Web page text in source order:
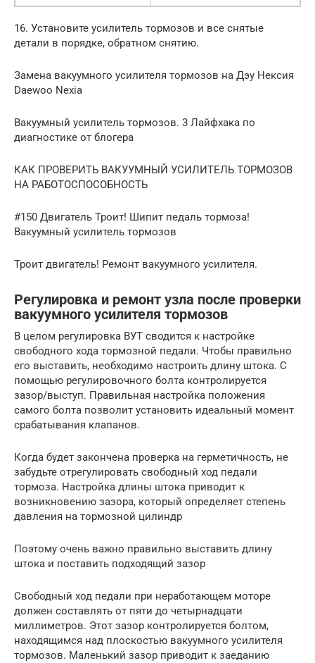
16. Установите усилитель тормозов и все снятые
детали в порядке, обратном снятию.
Замена вакуумного усилителя тормозов на Дэу Нексия
Daewoo Nexia
Вакуумный усилитель тормозов. 3 Лайфхака по
диагностике от блогера
КАК ПРОВЕРИТЬ ВАКУУМНЫЙ УСИЛИТЕЛЬ ТОРМОЗОВ
НА РАБОТОСПОСОБНОСТЬ
#150 Двигатель Троит! Шипит педаль тормоза!
Вакуумный усилитель тормозов
Троит двигатель! Ремонт вакуумного усилителя.
Регулировка и ремонт узла после проверки
вакуумного усилителя тормозов
В целом регулировка ВУТ сводится к настройке
свободного хода тормозной педали. Чтобы правильно
его выставить, необходимо настроить длину штока. С
помощью регулировочного болта контролируется
зазор/выступ. Правильная настройка положения
самого болта позволит установить идеальный момент
срабатывания клапанов.
Когда будет закончена проверка на герметичность, не
забудьте отрегулировать свободный ход педали
тормоза. Настройка длины штока приводит к
возникновению зазора, который определяет степень
давления на тормозной цилиндр
Поэтому очень важно правильно выставить длину
штока и поставить подходящий зазор
Свободный ход педали при неработающем моторе
должен составлять от пяти до четырнадцати
миллиметров. Этот зазор контролируется болтом,
находящимся над плоскостью вакуумного усилителя
тормозов. Маленький зазор приводит к заеданию